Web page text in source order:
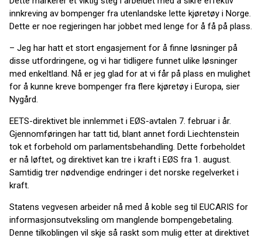
innkreving av bompenger fra utenlandske lette kjøretøy i Norge.
Dette er noe regjeringen har jobbet med lenge for å få på plass.
– Jeg har hatt et stort engasjement for å finne løsninger på
disse utfordringene, og vi har tidligere funnet ulike løsninger
med enkeltland. Nå er jeg glad for at vi får på plass en mulighet
for å kunne kreve bompenger fra flere kjøretøy i Europa, sier
Nygård.
EETS-direktivet ble innlemmet i EØS-avtalen 7. februar i år.
Gjennomføringen har tatt tid, blant annet fordi Liechtenstein
tok et forbehold om parlamentsbehandling. Dette forbeholdet
er nå løftet, og direktivet kan tre i kraft i EØS fra 1. august.
Samtidig trer nødvendige endringer i det norske regelverket i
kraft.
Statens vegvesen arbeider nå med å koble seg til EUCARIS for
informasjonsutveksling om manglende bompengebetaling.
Denne tilkoblingen vil skje så raskt som mulig etter at direktivet